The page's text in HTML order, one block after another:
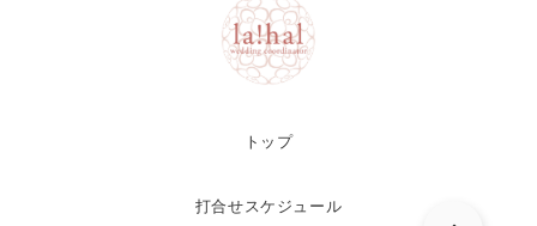
トップ
打合せスケジュール